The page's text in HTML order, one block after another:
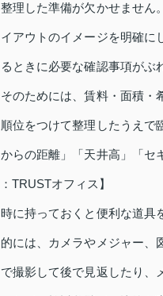
理した準備が欠かせません
アウトのイメージを明確に
ときに必要な確認事項がぶ
のためには、賃料・面積・
位をつけて整理したうえで
からの距離」「天井高」「セ
TRUSTオフィス】
に持っておくと便利な道具
には、カメラやメジャー、
撮影して後で見返したり、